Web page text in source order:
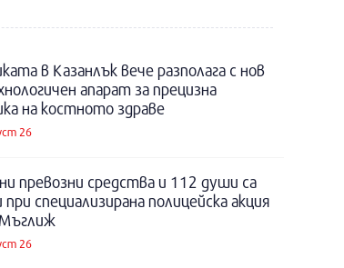
в Казанлък вече разполага с нов
апарат за прецизна
на костното здраве
26
превозни средства и 112 души са
специализирана полицейска акция
26